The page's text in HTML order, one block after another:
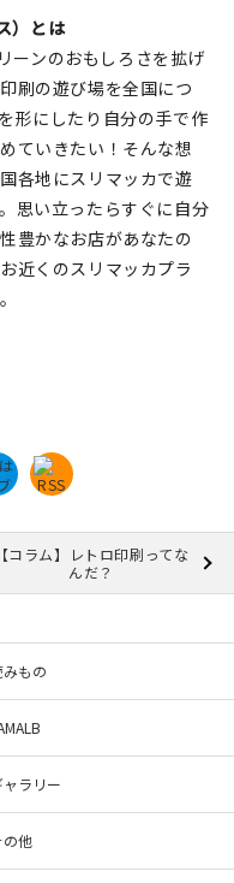
）とは
ーンのおもしろさを拡げ
刷の遊び場を全国につ
形にしたり自分の手で作
ていきたい！そんな想
各地にスリマッカで遊
思い立ったらすぐに自分
豊かなお店があなたの
近くのスリマッカプラ
【コラム】レトロ印刷ってな
んだ？
みもの
ャラリー
の他